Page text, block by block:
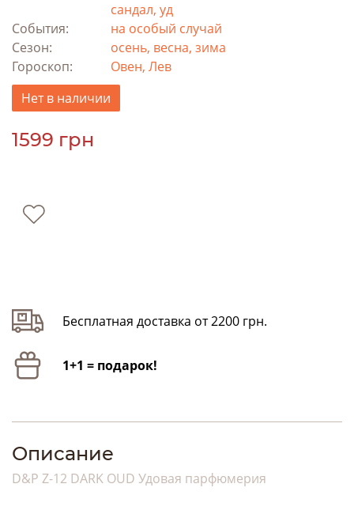
сандал, уд
События:
на особый случай
Сезон:
осень, весна, зима
Гороскоп:
Овен, Лев
Нет в наличии
1599 грн
Бесплатная доставка от 2200 грн.
1+1 = подарок!
Описание
D&P Z-12 DARK OUD Удовая парфюмерия